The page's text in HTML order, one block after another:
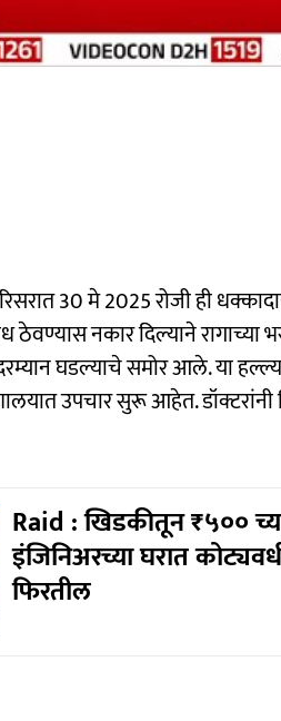
30 मे 2025 रोजी ही
ठेवण्यास नकार दिल्याने
घडल्याचे समोर आले. या
उपचार सुरू आहेत.
Raid : खिडकीतून ₹५००
इंजिनिअरच्या घरात
फिरतील